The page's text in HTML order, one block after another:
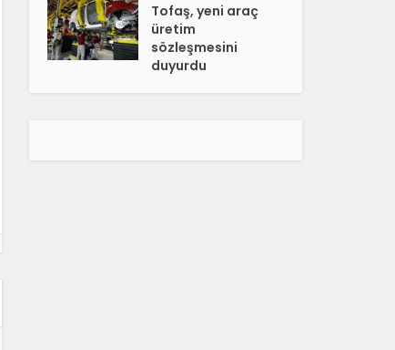
Tofaş, yeni araç
üretim
sözleşmesini
duyurdu